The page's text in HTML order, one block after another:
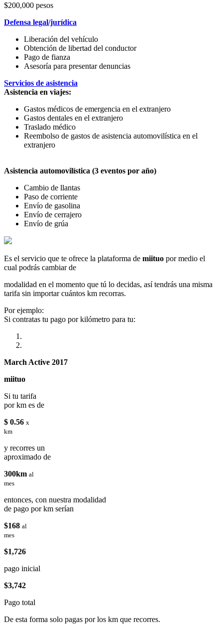
$200,000 pesos
Defensa legal/jurídica
Liberación del vehículo
Obtención de libertad del conductor
Pago de fianza
Asesoría para presentar denuncias
Servicios de asistencia
Asistencia en viajes:
Gastos médicos de emergencia en el extranjero
Gastos dentales en el extranjero
Traslado médico
Reembolso de gastos de asistencia automovilística en el
extranjero
Asistencia automovilística (3 eventos por año)
Cambio de llantas
Paso de corriente
Envío de gasolina
Envío de cerrajero
Envío de grúa
Es el servicio que te ofrece la plataforma de miituo por medio el
cual podrás cambiar de
modalidad en el momento que tú lo decidas, así tendrás una misma
tarifa sin importar cuántos km recorras.
Por ejemplo:
Si contratas tu pago por kilómetro para tu:
March Active 2017
miituo
Si tu tarifa
por km es de
$ 0.56 x
km
y recorres un
aproximado de
300km al
mes
entonces, con nuestra modalidad
de pago por km serían
$168 al
mes
$1,726
pago inicial
$3,742
Pago total
De esta forma solo pagas por los km que recorres.